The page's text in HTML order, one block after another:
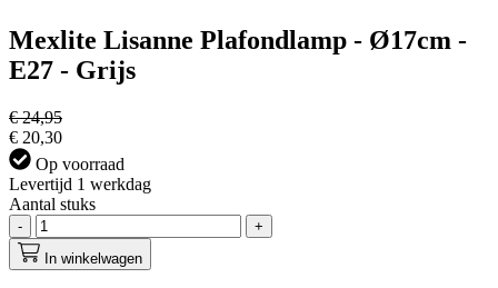
Mexlite Lisanne Plafondlamp - Ø17cm -
E27 - Grijs
€ 24,95
€ 20,30
Op voorraad
Levertijd 1 werkdag
Aantal stuks
-
+
In winkelwagen